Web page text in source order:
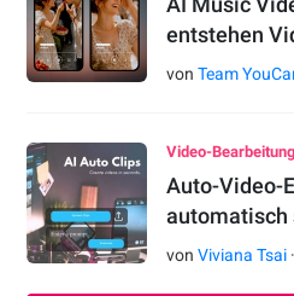
entstehen
vonTeam
Video-Bearbeitung
Auto-Video-
automatisch
vonViviana Tsai